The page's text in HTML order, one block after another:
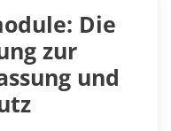
Die
zur
und